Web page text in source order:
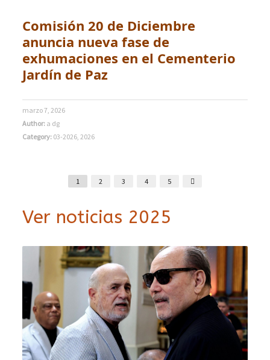
Comisión 20 de Diciembre
anuncia nueva fase de
exhumaciones en el Cementerio
Jardín de Paz
marzo 7, 2026
Author: a dg
Category: 03-2026 ,2026
1 2 3 4 5
Ver noticias 2025